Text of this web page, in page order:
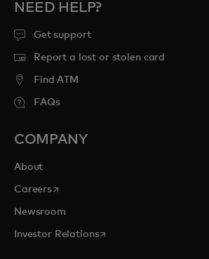
NEED HELP?
Get support
Report a lost or stolen card
Find ATM
FAQs
COMPANY
About
Careersopens in a new tab
Newsroom
Investor Relationsopens in a new tab